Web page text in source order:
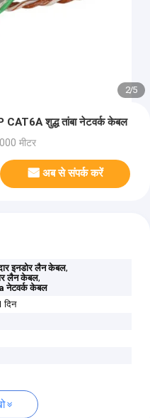
2/5
शुद्ध तांबा नेटवर्क केबल
मीटर
अब से संपर्क करें
इनडोर लैन केबल,
लैन केबल,
नेटवर्क केबल
दिन